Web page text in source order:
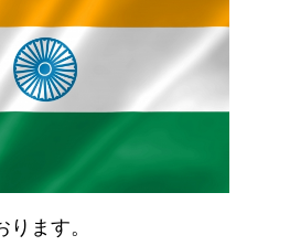
ます。